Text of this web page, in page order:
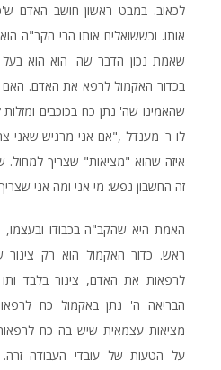
לכאוב. במבט ראשון חושב האדם
אותו. וכששואלים אותו הרי הקב"ה
שאמת נכון הדבר שה' הוא הוא
בכדור האקמול לרפא את האדם. האם
שהאמינו שה' נתן כח בכוכבים
לו ר' מענדל ,"אם אני מרגיש שאני
איזה שהוא "מציאות" שצריך למחול.
זה החשבון נפש: מי אני ומה אני
האמת היא שהקב"ה בכבודו
ראש. כדור האקמול הוא רק צינור
לרפאות את האדם, צינור בלבד
הבריאה ה' נתן באקמול כח
מציאות עצמאית שיש בה כח
על הטעות של עובדי העבודה